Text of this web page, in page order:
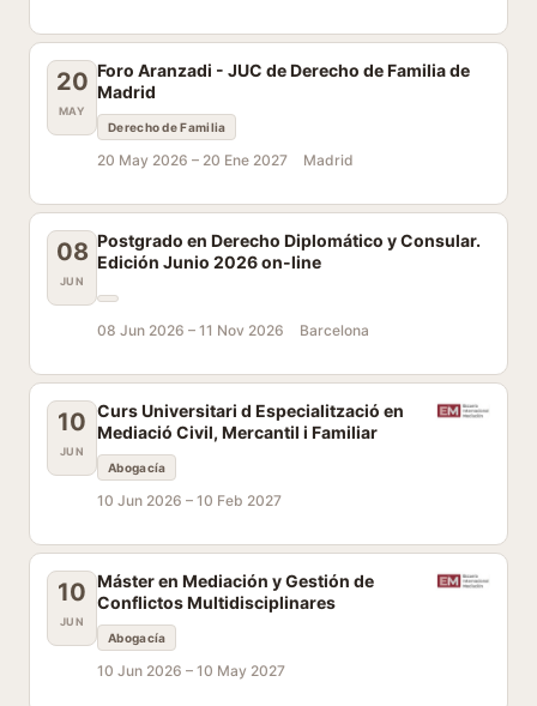
20
MAY
Foro Aranzadi - JUC de Derecho de Familia de
Madrid
Derecho de Familia
20 May 2026 – 20 Ene 2027 Madrid
08
JUN
Postgrado en Derecho Diplomático y Consular.
Edición Junio 2026 on-line
08 Jun 2026 – 11 Nov 2026 Barcelona
10
JUN
Curs Universitari d Especialització en
Mediació Civil, Mercantil i Familiar
Abogacía
10 Jun 2026 – 10 Feb 2027
10
JUN
Máster en Mediación y Gestión de
Conflictos Multidisciplinares
Abogacía
10 Jun 2026 – 10 May 2027